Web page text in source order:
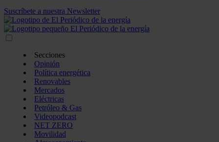
Suscríbete a nuestra Newsletter
Secciones
Opinión
Política energética
Renovables
Mercados
Eléctricas
Petróleo & Gas
Videopodcast
NET ZERO
Movilidad